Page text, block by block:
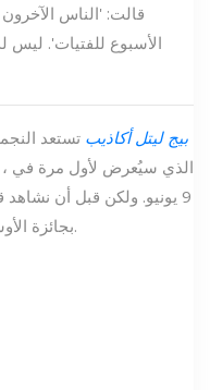
قالت: 'الناس
الأسبوع للفتيات'. ليس
بيج ليتل أكاذيب تستعد
9 يونيو. ولكن قبل أن
بجائزة الأوسكار دقيقة للحديث عن حياتها الخاصة.